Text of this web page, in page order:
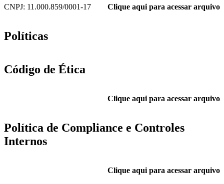
CNPJ: 11.000.859/0001-17 Clique aqui para acessar arquivo
Políticas
Código de Ética
Clique aqui para acessar arquivo
Política de Compliance e Controles
Internos
Clique aqui para acessar arquivo